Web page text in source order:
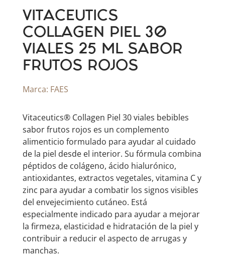
VITACEUTICS
COLLAGEN PIEL 30
VIALES 25 ML SABOR
FRUTOS ROJOS
Marca: FAES
Vitaceutics® Collagen Piel 30 viales bebibles
sabor frutos rojos es un complemento
alimenticio formulado para ayudar al cuidado
de la piel desde el interior. Su fórmula combina
péptidos de colágeno, ácido hialurónico,
antioxidantes, extractos vegetales, vitamina C y
zinc para ayudar a combatir los signos visibles
del envejecimiento cutáneo. Está
especialmente indicado para ayudar a mejorar
la firmeza, elasticidad e hidratación de la piel y
contribuir a reducir el aspecto de arrugas y
manchas.